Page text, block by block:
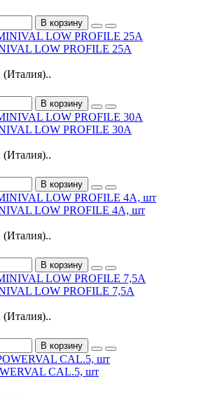
В корзину
LOW PROFILE 25A
В корзину
LOW PROFILE 30A
В корзину
LOW PROFILE 4A, шт
В корзину
LOW PROFILE 7,5A
В корзину
CAL.5, шт